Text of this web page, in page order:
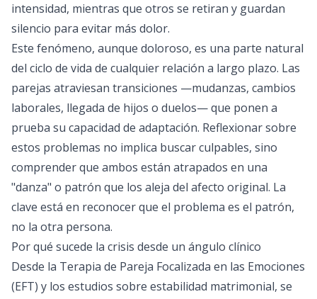
intensidad, mientras que otros se retiran y guardan
silencio para evitar más dolor.
Este fenómeno, aunque doloroso, es una parte natural
del ciclo de vida de cualquier relación a largo plazo. Las
parejas atraviesan transiciones —mudanzas, cambios
laborales, llegada de hijos o duelos— que ponen a
prueba su capacidad de adaptación. Reflexionar sobre
estos problemas no implica buscar culpables, sino
comprender que ambos están atrapados en una
"danza" o patrón que los aleja del afecto original. La
clave está en reconocer que el problema es el patrón,
no la otra persona.
Por qué sucede la crisis desde un ángulo clínico
Desde la Terapia de Pareja Focalizada en las Emociones
(EFT) y los estudios sobre estabilidad matrimonial, se